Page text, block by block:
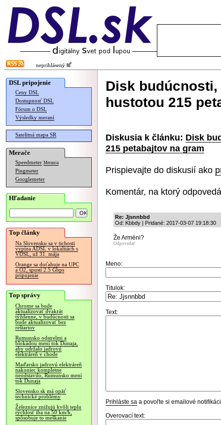
neprihlásený
DSL pripojenie
Ceny DSL
Dostupnosť DSL
Fórum o DSL
Výsledky meraní
Satelitná mapa SR
Merače
Speedmeter Merania
Pingmeter
Googlemeter
Hľadanie
Top články
Na Slovensku sa v tichosti
vypína ADSL v lokalitách s
VDSL, už 31. mája
Orange sa doťahuje na UPC
a O2, spustí 2.5 Gbps
pripojenie
Top správy
Chrome sa bude
aktualizovať dvakrát
týždenne, v budúcnosti sa
bude aktualizovať bez
reštartov
Rumunsko odstrelmi a
blokádou mení tok Dunaja,
aby udržalo jadrovú
elektráreň v chode
Maďarsko jadrovú elektráreň
nakoniec kompletne
neodstavilo, Rumunsko mení
tok Dunaja
Slovensko.sk má opäť
technické problémy
Železnice znižujú kvôli teplu
rýchlosť iba na 50 km/h,
spôsobuje to meškanie
Disk
hustotou 215
Diskusia k článku: Disk
215 petabajtov na gram
Prispievajte do diskusií ako
Komentár, na ktorý
Re: Jjsnnbbd
Od: Kbbdy | Pridané: 2017-03-07 19:18:30
Že Arméni?
Odpovedať
Meno:
Titulok:
Text:
Prihláste sa a povoľte si emailové
Overovací text: